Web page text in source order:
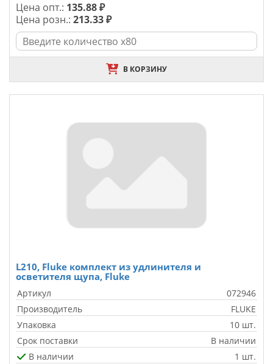
Цена опт.: 135.88 ₽
Цена розн.: 213.33 ₽
В КОРЗИНУ
L210, Fluke комплект из удлинителя и
осветителя щупа, Fluke
Артикул
072946
Производитель
FLUKE
Упаковка
10 шт.
Срок поставки
В наличии
В наличии
1 шт.